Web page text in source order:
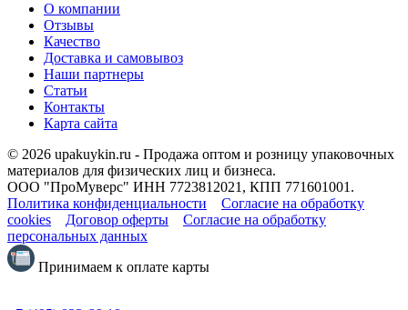
О компании
Отзывы
Качество
Доставка и самовывоз
Наши партнеры
Статьи
Контакты
Карта сайта
© 2026 upakuykin.ru - Продажа оптом и розницу упаковочных
материалов для физических лиц и бизнеса.
ООО "ПроМуверс" ИНН 7723812021, КПП 771601001.
Политика конфиденциальности
Согласие на обработку
cookies
Договор оферты
Согласие на обработку
персональных данных
Принимаем к оплате карты